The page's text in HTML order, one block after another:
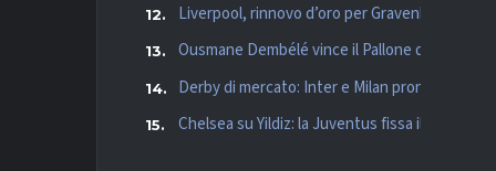
Liverpool, rinnovo d’oro per Gravenberch:
Ousmane Dembélé vince il Pallone d’Oro,
Derby di mercato: Inter e Milan pronte a
Chelsea su Yildiz: la Juventus fissa il prezzo e